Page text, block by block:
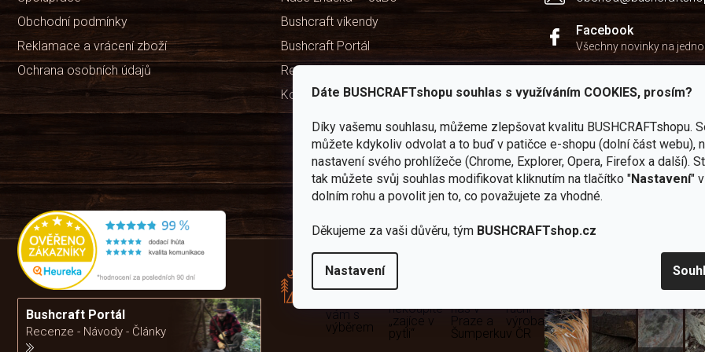
Dáte BUSHCRAFTshopu souhlas s využíváním COOKIES, prosím?
Díky vašemu souhlasu, můžeme zlepšovat kvalitu BUSHCRAFTshopu.
můžete kdykoliv odvolat a to buď v patičce e-shopu (dolní část webu),
nastavení svého prohlížeče (Chrome, Explorer, Opera, Firefox a další).
tak můžete svůj souhlas modifikovat kliknutím na tlačítko "Nastavení"
dolním rohu a povolit jen to, co považujete za vhodné.
Děkujeme za vaši důvěru, tým BUSHCRAFTshop.cz
Nastavení
Obchodní podmínky
Reklamace a vrácení zboží
Ochrana osobních údajů
Bushcraft víkendy
Bushcraft Portál
Recenze obchodu
Kontakty
Facebook
Všechny novinky na
Zážitky z našich výprav
Youtube
Užitečné recenze a návody
Bushcraft Portál
Recenze - Návody - Články
Rádi
předáváme
vám s
výběrem
sami
nekoupíte
„zajíce v
pytli“
2
nás v
Praze a
Šumperku
ruční
výroba
v ČR
Užijte si to v
Vybavení, na které